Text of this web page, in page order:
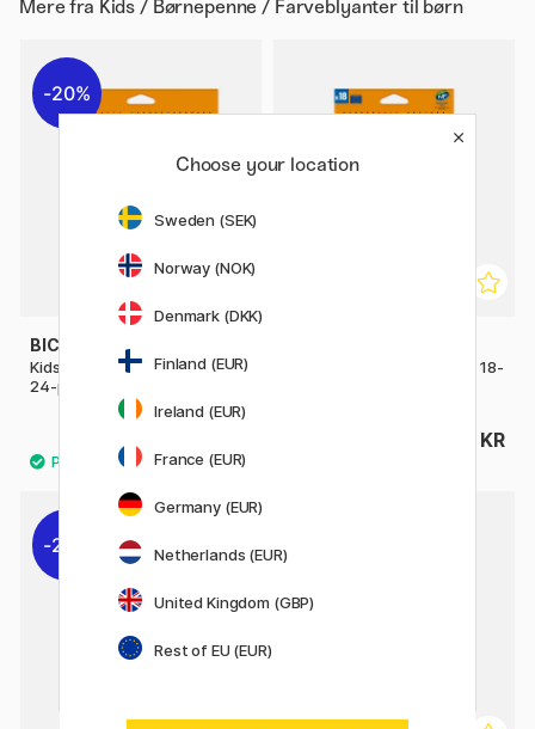
Mere fra Kids / Børnepenne / Farveblyanter til børn
20%
BIC
Kids Tropicolors Farvepenne
24-pak
Kids Evolution Farvepenne 18-
70 KR
20%
Choose your location
Sweden (SEK)
Norway (NOK)
Denmark (DKK)
Finland (EUR)
Ireland (EUR)
France (EUR)
Germany (EUR)
Netherlands (EUR)
United Kingdom (GBP)
Rest of EU (EUR)